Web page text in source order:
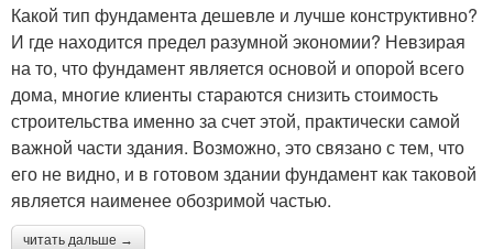
Какой тип фундамента дешевле и лучше конструктивно?
И где находится предел разумной экономии? Невзирая
на то, что фундамент является основой и опорой всего
дома, многие клиенты стараются снизить стоимость
строительства именно за счет этой, практически самой
важной части здания. Возможно, это связано с тем, что
его не видно, и в готовом здании фундамент как таковой
является наименее обозримой частью.
читать дальше →